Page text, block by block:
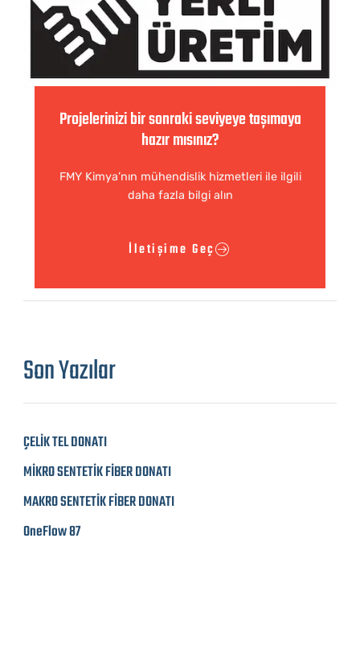
Projelerinizi bir sonraki seviyeye taşımaya
hazır mısınız?
FMY Kimya’nın mühendislik hizmetleri ile ilgili
daha fazla bilgi alın
İletişime Geç
Son Yazılar
ÇELİK TEL DONATI
MİKRO SENTETİK FİBER DONATI
MAKRO SENTETİK FİBER DONATI
OneFlow 87